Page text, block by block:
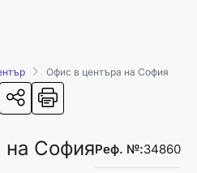
Офис в центъра на София
на СофияРеф. №:34860